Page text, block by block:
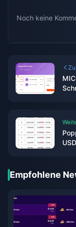
Noch keine
Empfohlene